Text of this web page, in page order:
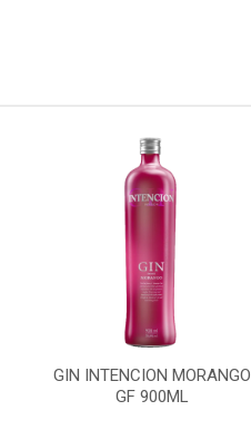
GIN INTENCION MORANGO
GF 900ML